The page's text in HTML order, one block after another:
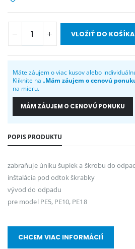
VLOŽIŤ DO KOŠÍKA
Máte záujem o viac kusov alebo
Kliknite na „Mám záujem o cenovú
na mieru.
MÁM ZÁUJEM O CENOVÚ PONUKU
POPIS PRODUKTU
zabraňuje úniku šupiek a škrobu do
inštalácia pod odtok škrabky
vývod do odpadu
pre model PE5, PE10, PE18
CHCEM VIAC INFORMÁCIÍ